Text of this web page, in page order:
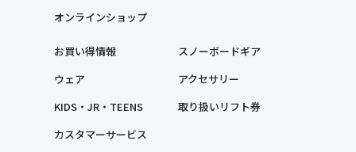
オンラインショップ
お買い得情報
スノーボードギア
ウェア
アクセサリー
KIDS・JR・TEENS
取り扱いリフト券
カスタマーサービス